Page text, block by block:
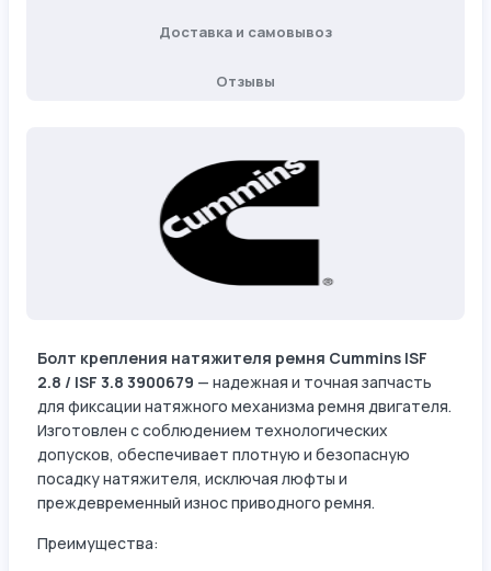
Доставка и самовывоз
Отзывы
Болт крепления натяжителя ремня Cummins ISF
2.8 / ISF 3.8 3900679 — надежная и точная запчасть
для фиксации натяжного механизма ремня двигателя.
Изготовлен с соблюдением технологических
допусков, обеспечивает плотную и безопасную
посадку натяжителя, исключая люфты и
преждевременный износ приводного ремня.
Преимущества: